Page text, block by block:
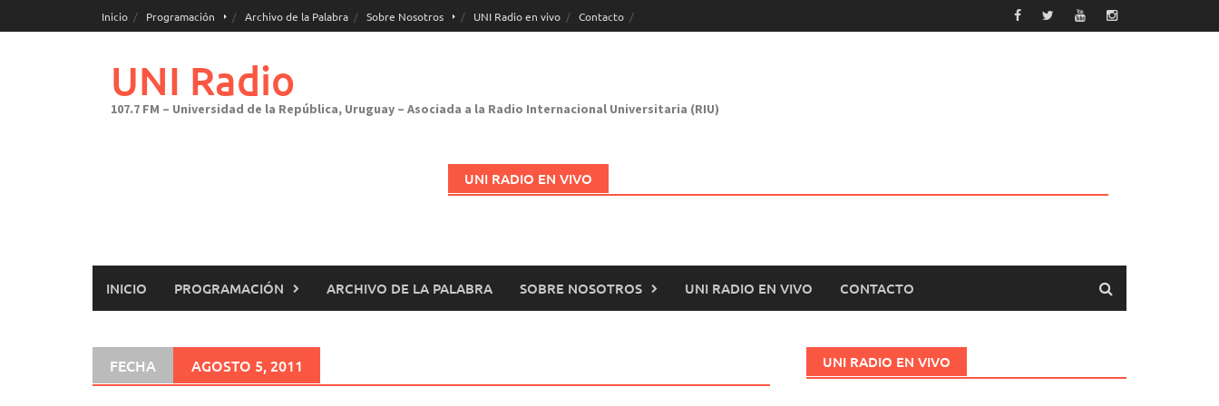
al
Inicio Programación Archivo de la Palabra Sobre Nosotros UNI Radio en vivo Contacto
UNI Radio
107.7 FM – Universidad de la República, Uruguay – Asociada a la Radio Internacional Universitaria (RIU)
UNI RADIO EN VIVO
INICIO PROGRAMACIÓN ARCHIVO DE LA PALABRA SOBRE NOSOTROS UNI RADIO EN VIVO CONTACTO
FECHA AGOSTO 5, 2011 UNI RADIO EN VIVO